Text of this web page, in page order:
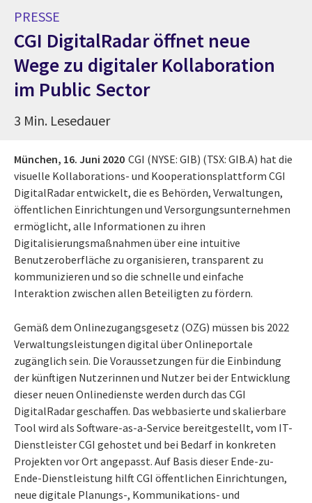
PRESSE
CGI DigitalRadar öffnet neue
Wege zu digitaler Kollaboration
im Public Sector
3 Min. Lesedauer
München, 16. Juni 2020 CGI (NYSE: GIB) (TSX: GIB.A) hat die
visuelle Kollaborations- und Kooperationsplattform CGI
DigitalRadar entwickelt, die es Behörden, Verwaltungen,
öffentlichen Einrichtungen und Versorgungsunternehmen
ermöglicht, alle Informationen zu ihren
Digitalisierungsmaßnahmen über eine intuitive
Benutzeroberfläche zu organisieren, transparent zu
kommunizieren und so die schnelle und einfache
Interaktion zwischen allen Beteiligten zu fördern.
Gemäß dem Onlinezugangsgesetz (OZG) müssen bis 2022
Verwaltungsleistungen digital über Onlineportale
zugänglich sein. Die Voraussetzungen für die Einbindung
der künftigen Nutzerinnen und Nutzer bei der Entwicklung
dieser neuen Onlinedienste werden durch das CGI
DigitalRadar geschaffen. Das webbasierte und skalierbare
Tool wird als Software-as-a-Service bereitgestellt, vom IT-
Dienstleister CGI gehostet und bei Bedarf in konkreten
Projekten vor Ort angepasst. Auf Basis dieser Ende-zu-
Ende-Dienstleistung hilft CGI öffentlichen Einrichtungen,
neue digitale Planungs-, Kommunikations- und